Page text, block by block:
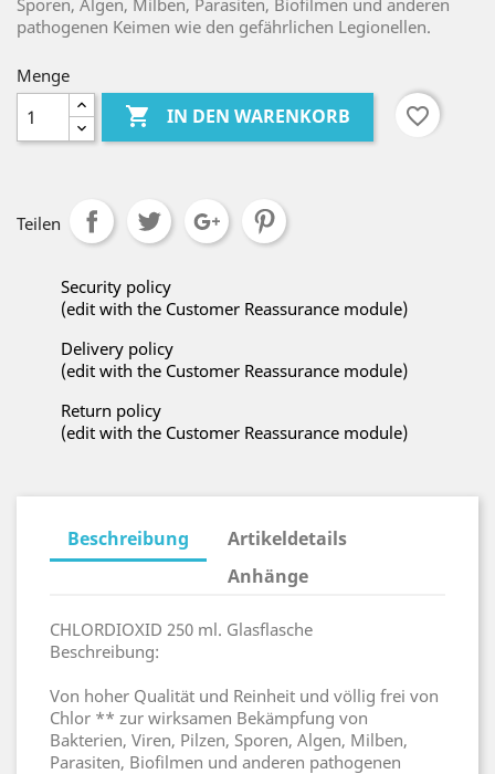
Sporen, Algen, Milben, Parasiten, Biofilmen und anderen
pathogenen Keimen wie den gefährlichen Legionellen.
Menge
 IN DEN WARENKORB favorite_border
Teilen
Security policy
(edit with the Customer Reassurance module)
Delivery policy
(edit with the Customer Reassurance module)
Return policy
(edit with the Customer Reassurance module)
Beschreibung
Artikeldetails
Anhänge
CHLORDIOXID 250 ml. Glasflasche
Beschreibung:
Von hoher Qualität und Reinheit und völlig frei von
Chlor ** zur wirksamen Bekämpfung von
Bakterien, Viren, Pilzen, Sporen, Algen, Milben,
Parasiten, Biofilmen und anderen pathogenen